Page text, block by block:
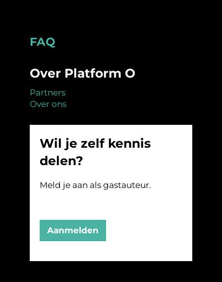
Footer
FAQ
Over Platform O
Partners
Over ons
Wil je zelf kennis
delen?
Meld je aan als gastauteur.
Aanmelden